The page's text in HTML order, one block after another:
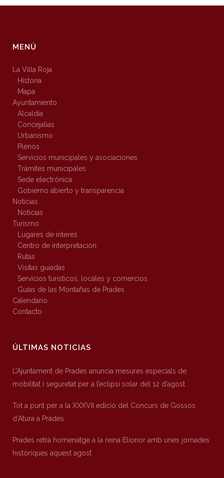
MENÚ
La Villa Roja
Historia
Mapa
Ayuntamiento
Alcaldía
Concejalías
Urbanismo
Plenos
Servicios municipales y asociaciones
Trámites municipales
Sede electrónica
Gobierno abierto y transparencia
Noticias
Noticias
Turismo
Lugares de interés
Centro de interpretación
Rutas
Visitas guiadas
Servicios turísticos, locales y comercios
Guías de las Montañas de Prades
Calendario
Contacto
ÚLTIMAS NOTICIAS
L’Ajuntament de Prades anuncia mesures especials de
mobilitat i seguretat per a l’eclipsi solar del 12 d’agost
Tot a punt per a la XXXVII edició del Concurs de Gossos
d’Atura a Prades
Prades retrà homenatge a la reina Elionor amb unes jornades
històriques aquest agost